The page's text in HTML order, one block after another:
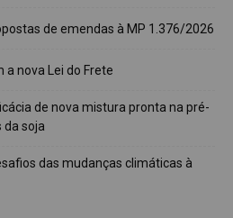
de emendas à MP 1.376/2026
a nova Lei do Frete
de nova mistura pronta na pré-
da soja
das mudanças climáticas à